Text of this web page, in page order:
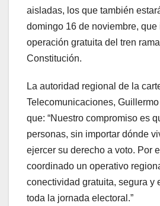
aisladas, los que también
domingo 16 de noviembre, que
operación gratuita del tren
Constitución.
La autoridad regional de la
Telecomunicaciones,
que: “Nuestro compromiso es
personas, sin importar dónde
ejercer su derecho a voto. Por
coordinado un operativo
conectividad gratuita, segura y
toda la jornada electoral.”